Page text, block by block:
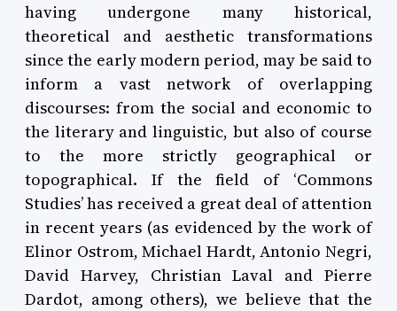
having undergone many historical,
theoretical and aesthetic transformations
since the early modern period, may be said to
inform a vast network of overlapping
discourses: from the social and economic to
the literary and linguistic, but also of course
to the more strictly geographical or
topographical. If the field of ‘Commons
Studies’ has received a great deal of attention
in recent years (as evidenced by the work of
Elinor Ostrom, Michael Hardt, Antonio Negri,
David Harvey, Christian Laval and Pierre
Dardot, among others), we believe that the